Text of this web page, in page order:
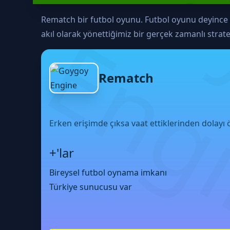
Rematch bir futbol oyunu. Futbol oyunu deyince
akıl olarak yönettiğimiz bir gerçek zamanlı
Rematch
Erken erişimde çıksa vaat ettiklerinden dolayı
+'lar
Bireysel futbol oynama imkanı
Türkiye sunucusu var